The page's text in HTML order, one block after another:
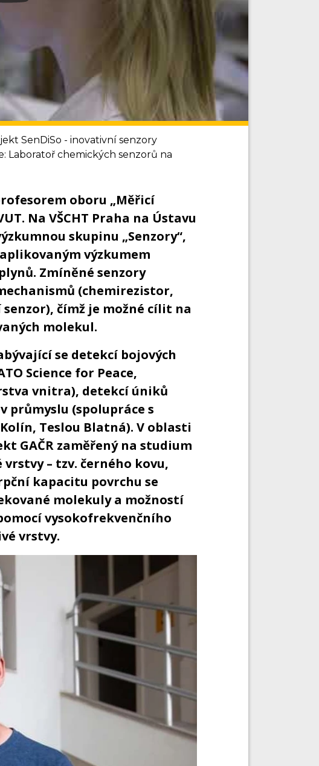
SenDiSo - inovativní senzory
Laboratoř chemických senzorů na
oboru „Měřicí
Na VŠCHT Praha na Ústavu
skupinu „Senzory“,
výzkumem
Zmíněné senzory
(chemirezistor,
čímž je možné cílit na
molekul.
se detekcí bojových
Science for Peace,
vnitra), detekcí úniků
průmyslu (spolupráce s
Teslou Blatná). V oblasti
GAČR zaměřený na studium
– tzv. černého kovu,
kapacitu povrchu se
molekuly a možností
vysokofrekvenčního
vrstvy.